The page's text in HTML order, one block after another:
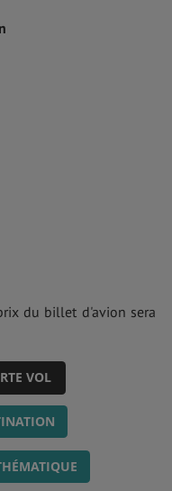
du billet d'avion sera
VOL